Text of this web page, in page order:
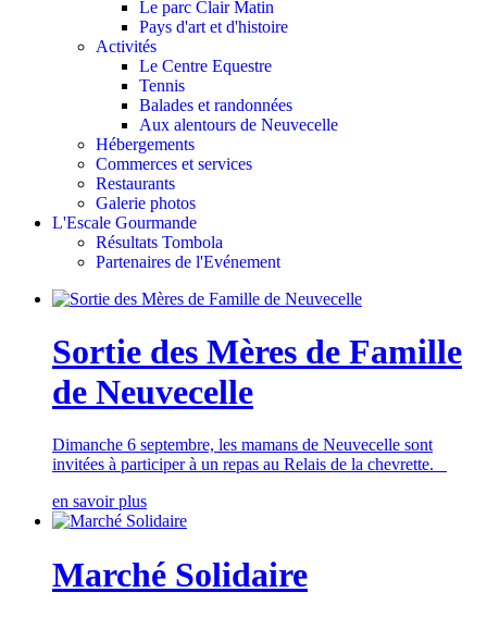
Le parc Clair Matin
Pays d'art et d'histoire
Activités
Le Centre Equestre
Tennis
Balades et randonnées
Aux alentours de Neuvecelle
Hébergements
Commerces et services
Restaurants
Galerie photos
L'Escale Gourmande
Résultats Tombola
Partenaires de l'Evénement
Sortie des Mères de Famille
de Neuvecelle
Dimanche 6 septembre, les mamans de Neuvecelle sont
invitées à participer à un repas au Relais de la chevrette.
en savoir plus
Marché Solidaire